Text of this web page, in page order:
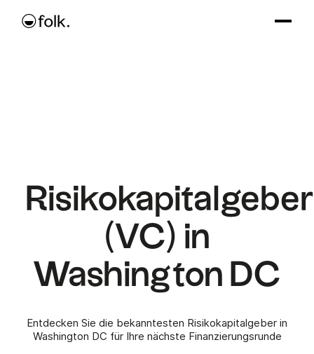
Risikokapitalgeber
(VC) in
Washington DC
Entdecken Sie die bekanntesten Risikokapitalgeber in
Washington DC für Ihre nächste Finanzierungsrunde